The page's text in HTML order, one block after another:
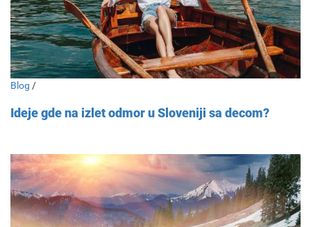
Blog /
Ideje gde na izlet odmor u Sloveniji sa decom?